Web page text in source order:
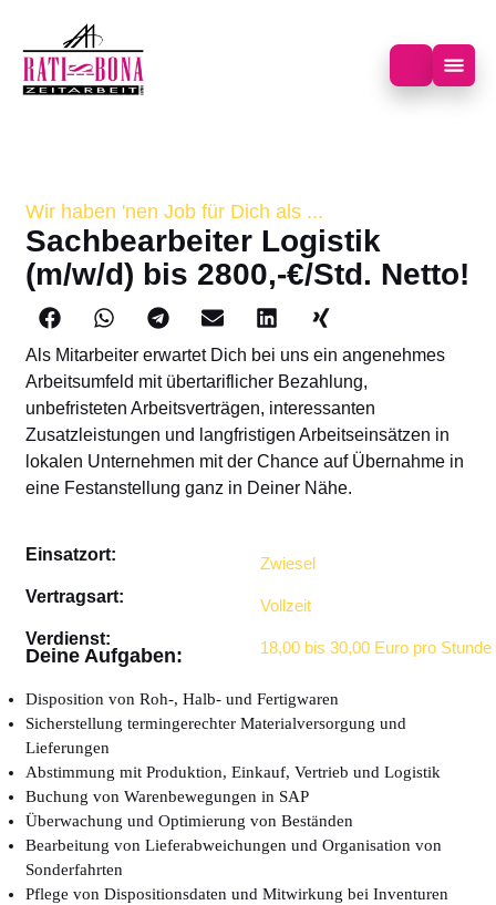
Wir haben 'nen Job für Dich als ...
Sachbearbeiter Logistik
(m/w/d) bis 2800,-€/Std. Netto!
Als Mitarbeiter erwartet Dich bei uns ein angenehmes
Arbeitsumfeld mit übertariflicher Bezahlung,
unbefristeten Arbeitsverträgen, interessanten
Zusatzleistungen und langfristigen Arbeitseinsätzen in
lokalen Unternehmen mit der Chance auf Übernahme in
eine Festanstellung ganz in Deiner Nähe.
Einsatzort:
Zwiesel
Vertragsart:
Vollzeit
Verdienst:
18,00 bis 30,00 Euro pro Stunde
Deine Aufgaben:
Disposition von Roh-, Halb- und Fertigwaren
Sicherstellung termingerechter Materialversorgung und
Lieferungen
Abstimmung mit Produktion, Einkauf, Vertrieb und Logistik
Buchung von Warenbewegungen in SAP
Überwachung und Optimierung von Beständen
Bearbeitung von Lieferabweichungen und Organisation von
Sonderfahrten
Pflege von Dispositionsdaten und Mitwirkung bei Inventuren